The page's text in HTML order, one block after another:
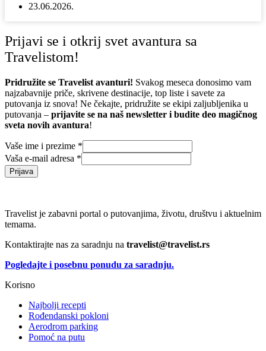
23.06.2026.
Prijavi se i otkrij svet avantura sa
Travelistom!
Pridružite se Travelist avanturi! Svakog meseca donosimo vam
najzabavnije priče, skrivene destinacije, top liste i savete za
putovanja iz snova! Ne čekajte, pridružite se ekipi zaljubljenika u
putovanja – prijavite se na naš newsletter i budite deo magičnog
sveta novih avantura!
Vaše ime i prezime *
Vaša e-mail adresa *
Prijava
Travelist je zabavni portal o putovanjima, životu, društvu i aktuelnim
temama.
Kontaktirajte nas za saradnju na travelist@travelist.rs
Pogledajte i posebnu ponudu za saradnju.
Korisno
Najbolji recepti
Rođendanski pokloni
Aerodrom parking
Pomoć na putu